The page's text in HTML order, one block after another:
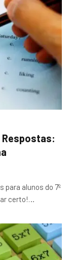
Respostas:
alunos do 7º
certo!…